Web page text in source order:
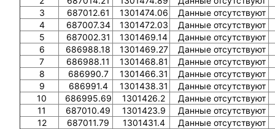
3
687012.61 1301474.06
Данные отсутствуют
4
687007.34 1301472.03
Данные отсутствуют
5
687002.31 1301469.14
Данные отсутствуют
6
686988.18 1301469.27
Данные отсутствуют
7
686988.11 1301468.81
Данные отсутствуют
8
686990.7 1301466.31
Данные отсутствуют
9
686991.4 1301438.31
Данные отсутствуют
10
686995.69 1301426.2
Данные отсутствуют
11
687010.49 1301423.9
Данные отсутствуют
12
687011.79 1301431.4
Данные отсутствуют